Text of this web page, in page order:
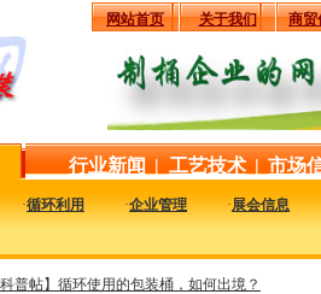
网站首页 关于我们 商贸
行业新闻 | 工艺技术 | 市场
·循环利用 ·企业管理 ·展会信息
科普帖】循环使用的包装桶，如何出境？